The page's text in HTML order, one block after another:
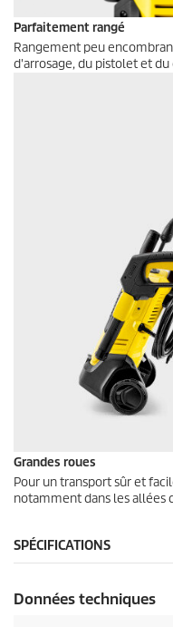
Parfaitement rangé
Rangement peu
d'arrosage, du pistolet et du
Grandes roues
Pour un transport sûr et
notamment dans les allées
SPÉCIFICATIONS
Données techniques